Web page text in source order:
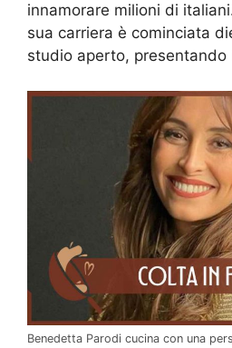
innamorare milioni di
sua carriera è cominciata
studio aperto, presentando
Benedetta Parodi cucina con una